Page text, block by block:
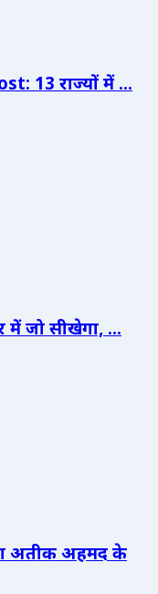
13 राज्यों में ...
जो सीखेगा, ...
अतीक अहमद के